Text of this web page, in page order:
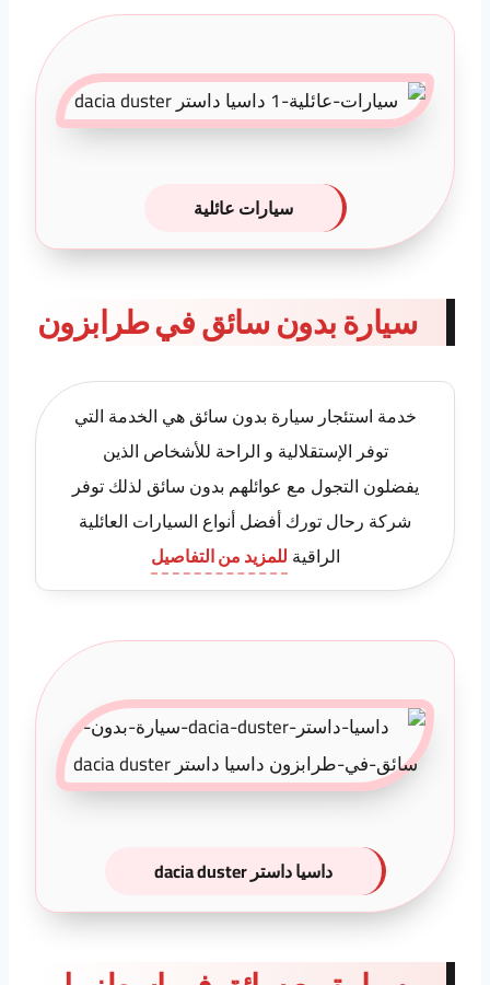
سيارات عائلية
سيارة بدون سائق في طرابزون
خدمة استئجار سيارة بدون سائق هي الخدمة التي
توفر الإستقلالية و الراحة للأشخاص الذين
يفضلون التجول مع عوائلهم بدون سائق لذلك توفر
شركة رحال تورك أفضل أنواع السيارات العائلية
الراقية للمزيد من التفاصيل
داسيا داستر dacia duster